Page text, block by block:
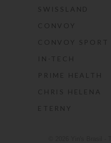
SWISSLAND
CONVOY
CONVOY SPORT
IN-TECH
PRIME HEALTH
CHRIS HELENA
ETERNY